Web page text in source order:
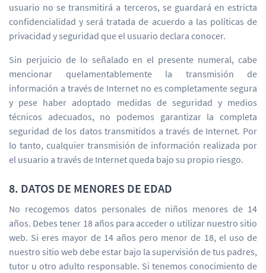
usuario no se transmitirá a terceros, se guardará en estricta
confidencialidad y será tratada de acuerdo a las políticas de
privacidad y seguridad que el usuario declara conocer.
Sin perjuicio de lo señalado en el presente numeral, cabe
mencionar quelamentablemente la transmisión de
información a través de Internet no es completamente segura
y pese haber adoptado medidas de seguridad y medios
técnicos adecuados, no podemos garantizar la completa
seguridad de los datos transmitidos a través de Internet. Por
lo tanto, cualquier transmisión de información realizada por
el usuario a través de Internet queda bajo su propio riesgo.
8. DATOS DE MENORES DE EDAD
No recogemos datos personales de niños menores de 14
años. Debes tener 18 años para acceder o utilizar nuestro sitio
web. Si eres mayor de 14 años pero menor de 18, el uso de
nuestro sitio web debe estar bajo la supervisión de tus padres,
tutor u otro adulto responsable. Si tenemos conocimiento de